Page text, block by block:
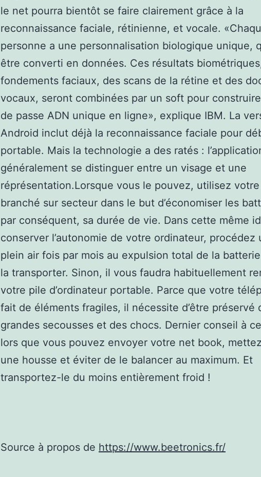
le net pourra bientôt se faire clairement grâce à la
reconnaissance faciale, rétinienne, et vocale.
personne a une personnalisation biologique unique,
être converti en données. Ces résultats
fondements faciaux, des scans de la rétine et des
vocaux, seront combinées par un soft pour
de passe ADN unique en ligne», explique IBM. La
Android inclut déjà la reconnaissance faciale pour
portable. Mais la technologie a des ratés :
généralement se distinguer entre un visage et une
réprésentation.Lorsque vous le pouvez, utilisez
branché sur secteur dans le but d’économiser les
par conséquent, sa durée de vie. Dans cette même
conserver l’autonomie de votre ordinateur, procédez
plein air fois par mois au expulsion total de la
la transporter. Sinon, il vous faudra habituellement
votre pile d’ordinateur portable. Parce que votre
fait de éléments fragiles, il nécessite d’être préservé
grandes secousses et des chocs. Dernier conseil à
lors que vous pouvez envoyer votre net book,
une housse et éviter de le balancer au maximum. Et
transportez-le du moins entièrement froid !
Source à propos de https://www.beetronics.fr/